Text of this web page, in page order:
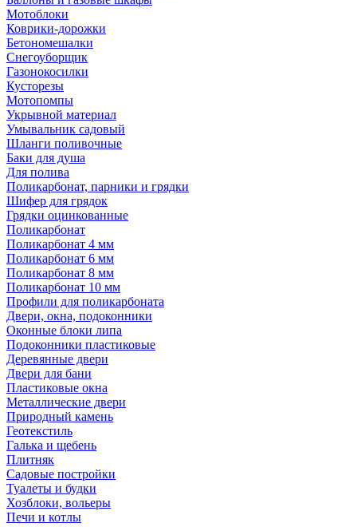
Мотоблоки
Коврики-дорожки
Бетономешалки
Снегоуборщик
Газонокосилки
Кусторезы
Мотопомпы
Укрывной материал
Умывальник садовый
Шланги поливочные
Баки для душа
Для полива
Поликарбонат, парники и грядки
Шифер для грядок
Грядки оцинкованные
Поликарбонат
Поликарбонат 4 мм
Поликарбонат 6 мм
Поликарбонат 8 мм
Поликарбонат 10 мм
Профили для поликарбоната
Двери, окна, подоконники
Оконные блоки липа
Подоконники пластиковые
Деревянные двери
Двери для бани
Пластиковые окна
Металлические двери
Природный камень
Геотекстиль
Галька и щебень
Плитняк
Садовые постройки
Туалеты и будки
Хозблоки, вольеры
Печи и котлы